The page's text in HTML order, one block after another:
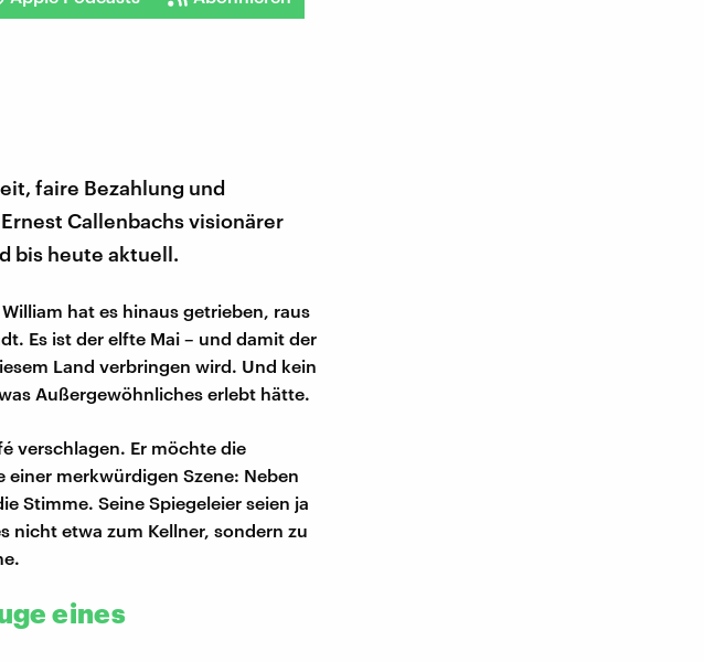
faire Bezahlung und
Callenbachs visionärer
bis heute aktuell.
hat es hinaus getrieben, raus
Es ist der elfte Mai – und damit der
Land verbringen wird. Und kein
Außergewöhnliches erlebt hätte.
verschlagen. Er möchte die
merkwürdigen Szene: Neben
Stimme. Seine Spiegeleier seien ja
nicht etwa zum Kellner, sondern zu
eines